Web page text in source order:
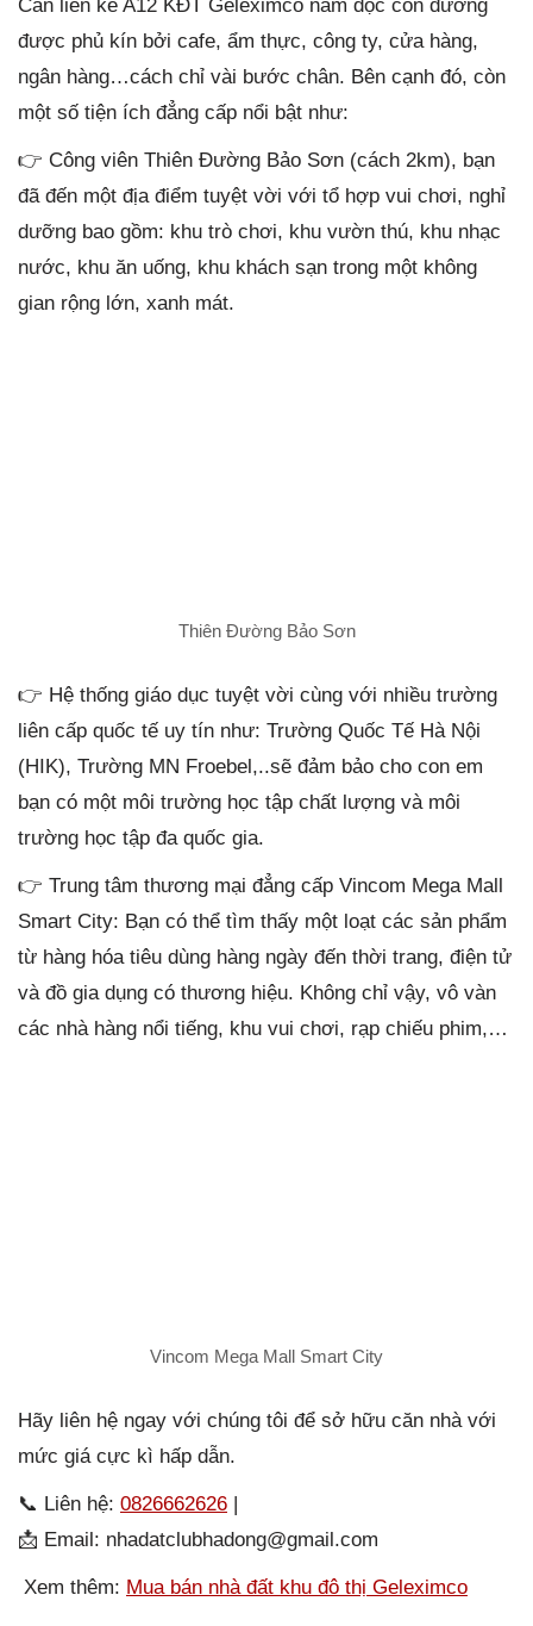
Căn liền kề A12 KĐT Geleximco nằm dọc con đường
được phủ kín bởi cafe, ẩm thực, công ty, cửa hàng,
ngân hàng…cách chỉ vài bước chân. Bên cạnh đó, còn
một số tiện ích đẳng cấp nổi bật như:
👉 Công viên Thiên Đường Bảo Sơn (cách 2km), bạn
đã đến một địa điểm tuyệt vời với tổ hợp vui chơi, nghỉ
dưỡng bao gồm: khu trò chơi, khu vườn thú, khu nhạc
nước, khu ăn uống, khu khách sạn trong một không
gian rộng lớn, xanh mát.
Thiên Đường Bảo Sơn
👉 Hệ thống giáo dục tuyệt vời cùng với nhiều trường
liên cấp quốc tế uy tín như: Trường Quốc Tế Hà Nội
(HIK), Trường MN Froebel,..sẽ đảm bảo cho con em
bạn có một môi trường học tập chất lượng và môi
trường học tập đa quốc gia.
👉 Trung tâm thương mại đẳng cấp Vincom Mega Mall
Smart City: Bạn có thể tìm thấy một loạt các sản phẩm
từ hàng hóa tiêu dùng hàng ngày đến thời trang, điện tử
và đồ gia dụng có thương hiệu. Không chỉ vậy, vô vàn
các nhà hàng nổi tiếng, khu vui chơi, rạp chiếu phim,…
Vincom Mega Mall Smart City
Hãy liên hệ ngay với chúng tôi để sở hữu căn nhà với
mức giá cực kì hấp dẫn.
📞 Liên hệ: 0826662626 |
📩 Email: nhadatclubhadong@gmail.com
Xem thêm: Mua bán nhà đất khu đô thị Geleximco